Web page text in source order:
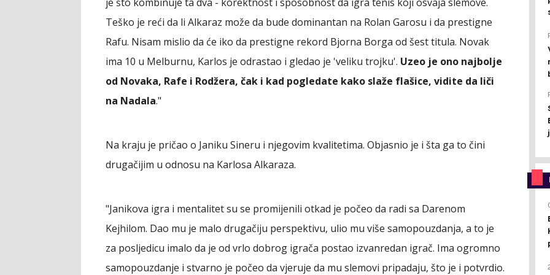
Teško je reći da li Alkaraz može da bude dominantan na Rolan Garosu i da prestigne
Rafu. Nisam mislio da će iko da prestigne rekord Bjorna Borga od šest titula. Novak
ima 10 u Melburnu, Karlos je odrastao i gledao je 'veliku trojku'. Uzeo je ono najbolje
od Novaka, Rafe i Rodžera, čak i kad pogledate kako slaže flašice, vidite da liči
na Nadala."
Na kraju je pričao o Janiku Sineru i njegovim kvalitetima. Objasnio je i šta ga to čini
drugačijim u odnosu na Karlosa Alkaraza.
"Janikova igra i mentalitet su se promijenili otkad je počeo da radi sa Darenom
Kejhilom. Dao mu je malo drugačiju perspektivu, ulio mu više samopouzdanja, a to je
za posljedicu imalo da je od vrlo dobrog igrača postao izvanredan igrač. Ima ogromno
samopouzdanje i stvarno je počeo da vjeruje da mu slemovi pripadaju, što je i potvrdio.